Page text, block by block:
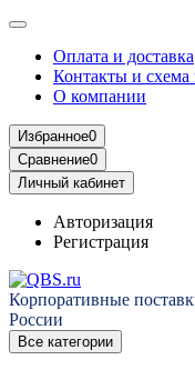
Оплата и доставка
Контакты и схема
О компании
Избранное0
Сравнение0
Личный кабинет
Авторизация
Регистрация
Корпоративные
России
Все категории